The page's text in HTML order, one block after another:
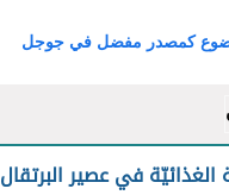
كمصدر مفضل في جوجل
الغذائيّة في عصير البرتقال